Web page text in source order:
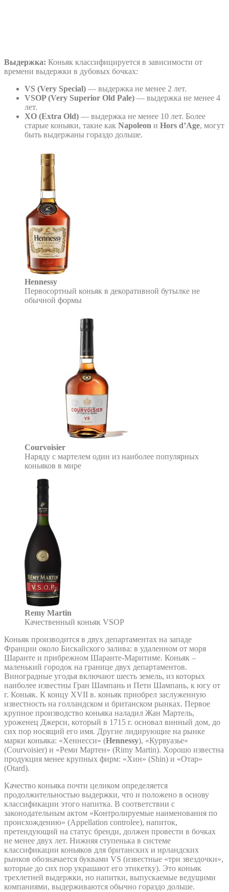
Выдержка: Коньяк классифицируется в зависимости от
времени выдержки в дубовых бочках:
VS (Very Special) — выдержка не менее 2 лет.
VSOP (Very Superior Old Pale) — выдержка не менее 4
лет.
XO (Extra Old) — выдержка не менее 10 лет. Более
старые коньяки, такие как Napoleon и Hors d’Age, могут
быть выдержаны гораздо дольше.
Hennessy
Первосортный коньяк в декоративной бутылке не
обычной формы
Courvoisier
Наряду с мартелем один из наиболее популярных
коньяков в мире
Remy Martin
Качественный коньяк VSOP
Коньяк производится в двух департаментах на западе
Франции около Бискайского залива: в удаленном от моря
Шаранте и прибрежном Шаранте-Маритиме. Коньяк –
маленький городок на границе двух департаментов.
Виноградные угодья включают шесть земель, из которых
наиболее известны Гран Шампань и Пети Шампань, к югу от
г. Коньяк. К концу XVII в. коньяк приобрел заслуженную
известность на голландском и британском рынках. Первое
крупное производство коньяка наладил Жан Мартель,
уроженец Джерси, который в 1715 г. основал винный дом, до
сих пор носящий его имя. Другие лидирующие на рынке
марки коньяка: «Хеннесси» (Hennessy), «Курвуазье»
(Courvoisier) и «Реми Мартен» (Rimy Martin). Хорошо известна
продукция менее крупных фирм: «Хин» (Shin) и «Отар»
(Otard).
Качество коньяка почти целиком определяется
продолжительностью выдержки, что и положено в основу
классификации этого напитка. В соответствии с
законодательным актом «Контролируемые наименования по
происхождению» (Appellation controlee), напиток,
претендующий на статус бренди, должен провести в бочках
не менее двух лет. Нижняя ступенька в системе
классификации коньяков для британских и ирландских
рынков обозначается буквами VS (известные «три звездочки»,
которые до сих пор украшают его этикетку). Это коньяк
трехлетней выдержки, но напитки, выпускаемые ведущими
компаниями, выдерживаются обычно гораздо дольше.